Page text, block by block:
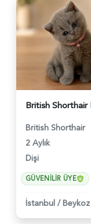
British Shorthair
2 Aylık
Dişi
GÜVENILIR ÜYE
İstanbul / Beykoz